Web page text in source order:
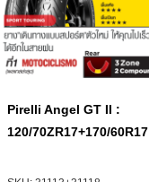
Pirelli Angel GT II :
120/70ZR17+170/60R17